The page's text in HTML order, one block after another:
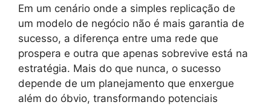
Em um cenário onde a simples replicação de
um modelo de negócio não é mais garantia de
sucesso, a diferença entre uma rede que
prospera e outra que apenas sobrevive está na
estratégia. Mais do que nunca, o sucesso
depende de um planejamento que enxergue
além do óbvio, transformando potenciais